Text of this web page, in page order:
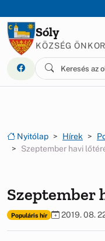
Sóly
KÖZSÉG
Nyitólap Hírek
Szeptember havi
Szeptember
Populáris hír 2019. 08.